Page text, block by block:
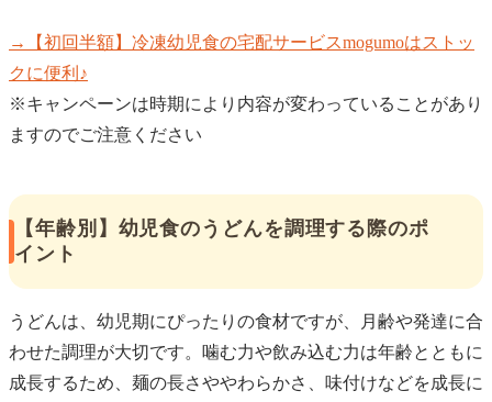
→【初回半額】冷凍幼児食の宅配サービスmogumoはストッ
クに便利♪
※キャンペーンは時期により内容が変わっていることがあり
ますのでご注意ください
【年齢別】幼児食のうどんを調理する際のポ
イント
うどんは、幼児期にぴったりの食材ですが、月齢や発達に合
わせた調理が大切です。噛む力や飲み込む力は年齢とともに
成長するため、麺の長さややわらかさ、味付けなどを成長に